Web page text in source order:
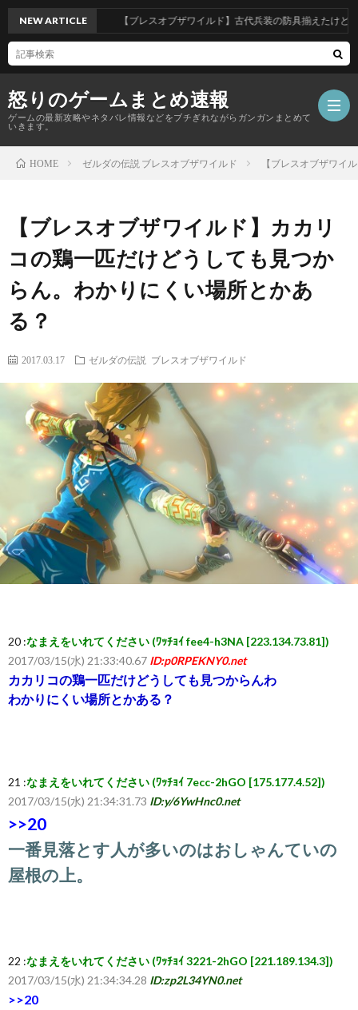
怒りのゲームまとめ速報
ゲームの最新攻略やネタバレ情報などをブチぎれながらガンガンまとめて
いきます。
速
NEW ARTICLE 【ブレスオブザワイルド】古代兵装の防具揃えたけど武器
HOME ゼルダの伝説 ブレスオブザワイルド 【ブレスオブザワイ
【ブレスオブザワイルド】カカリ
コの鶏一匹だけどうしても見つか
らん。わかりにくい場所とかあ
る？
2017.03.17 ゼルダの伝説 ブレスオブザワイルド
20 :なまえをいれてください (ﾜｯﾁｮｲ fee4-h3NA [223.134.73.81])
2017/03/15(水) 21:33:40.67 ID:p0RPEKNY0.net
カカリコの鶏一匹だけどうしても見つからんわ
わかりにくい場所とかある？
21 :なまえをいれてください (ﾜｯﾁｮｲ 7ecc-2hGO [175.177.4.52])
2017/03/15(水) 21:34:31.73 ID:y/6YwHnc0.net
>>20
一番見落とす人が多いのはおしゃんていの
屋根の上。
22 :なまえをいれてください (ﾜｯﾁｮｲ 3221-2hGO [221.189.134.3])
2017/03/15(水) 21:34:34.28 ID:zp2L34YN0.net
>>20